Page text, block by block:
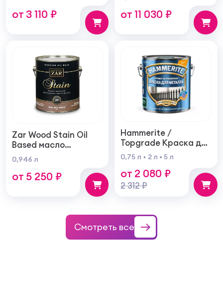
наружных работ
от 3 110 ₽
самогрунтующаяся
суперукрывистая
от 11 030 ₽
Zar Wood Stain Oil
Based масло
тонирующая по
дереву
0,946 л
от 5 250 ₽
Hammerite /
Topgrade Краска для
металла с
молотковым
эффектом
0,75 л 2 л 5 л
от 2 080 ₽
2 312 ₽
Смотреть все